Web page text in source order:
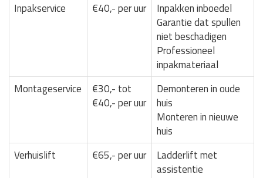
Inpakservice €40,- per uur
Inpakken inboedel
Garantie dat spullen
niet beschadigen
Professioneel
inpakmateriaal
Montageservice
€30,- tot
€40,- per uur
Demonteren in oude
huis
Monteren in nieuwe
huis
Verhuislift
€65,- per uur
Ladderlift met
assistentie